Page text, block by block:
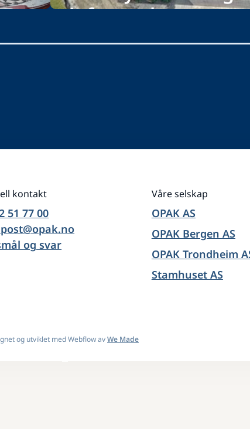
infrastruktur
kontakt
51 77 00
og svar
Våre selskap
OPAK AS
OPAK Bergen AS
OPAK Trondheim
Stamhuset AS
og utviklet med Webflow avWe Made